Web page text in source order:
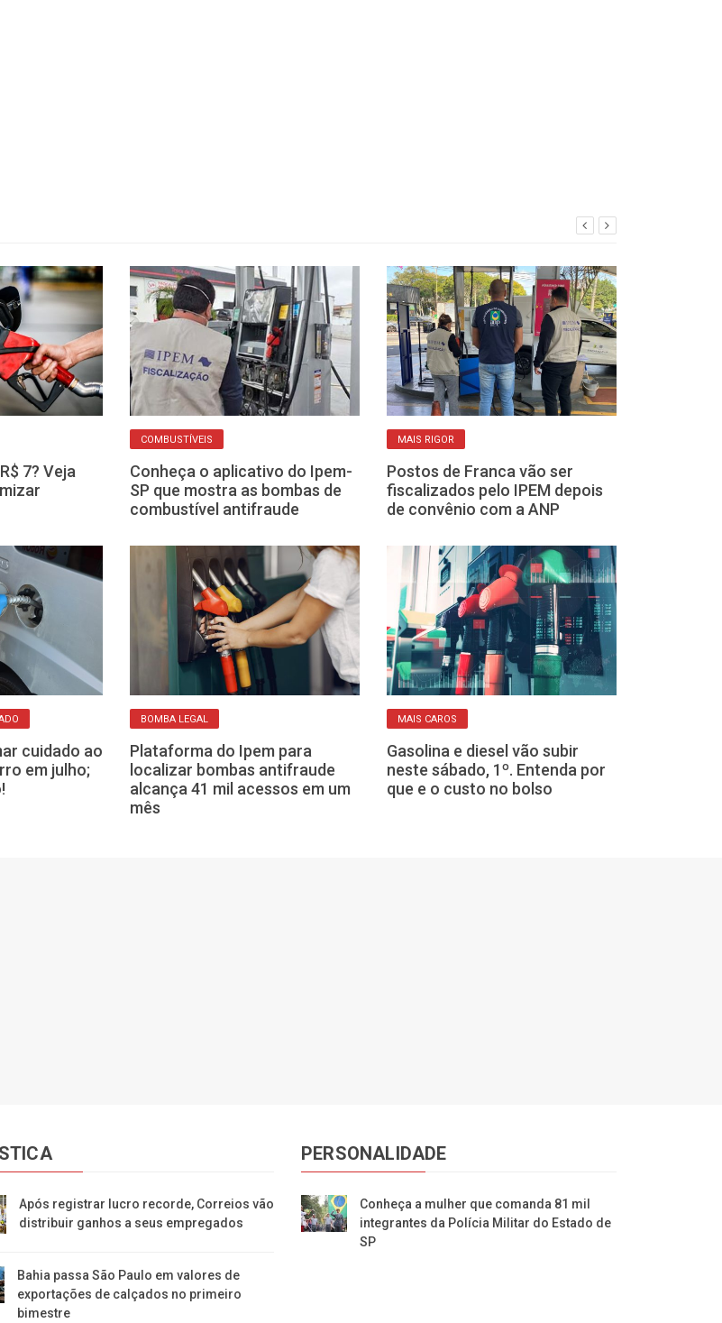
7? Veja
COMBUSTÍVEIS
Conheça o aplicativo do Ipem-
SP que mostra as bombas de
combustível antifraude
MAIS RIGOR
Postos de Franca vão ser
fiscalizados pelo IPEM depois
de convênio com a ANP
cuidado ao
em julho;
BOMBA LEGAL
Plataforma do Ipem para
localizar bombas antifraude
alcança 41 mil acessos em um
mês
MAIS CAROS
Gasolina e diesel vão subir
neste sábado, 1º. Entenda por
que e o custo no bolso
Após registrar lucro recorde, Correios vão
distribuir ganhos a seus empregados
Bahia passa São Paulo em valores de
exportações de calçados no primeiro
bimestre
PERSONALIDADE
Conheça a mulher que comanda 81 mil
integrantes da Polícia Militar do Estado de
SP